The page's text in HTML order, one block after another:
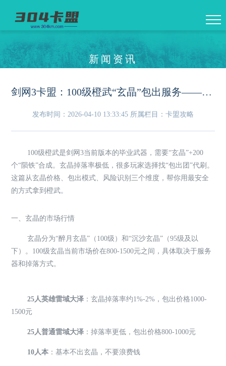
新闻资讯
剑网3卡盟：100级橙武“玄晶”包出服务——市场价格与避坑指南
发布时间：2026-04-10 13:33:45 所属栏目：卡盟攻略
100级橙武是剑网3当前版本的毕业武器，需要“玄晶”+200
个“陨铁”合成。玄晶掉落率极低，很多玩家选择找“包出团”代刷。
这篇从玄晶价格、包出模式、风险识别三个维度，帮你用最安全
的方式拿到橙武。
一、玄晶的市场行情
玄晶分为“醉月玄晶”（100级）和“沉沙玄晶”（95级及以
下）。100级玄晶当前市场价在800-1500元之间，具体取决于服务
器和掉落方式。
25人英雄雷域大泽 ：玄晶掉落率约1%-2%，包出价格1000-
1500元
25人普通雷域大泽 ：掉落率更低，包出价格800-1000元
10人本 ：基本不出玄晶，不要浪费钱